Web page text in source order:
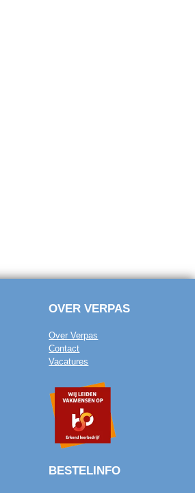
OVER VERPAS
Over Verpas
Contact
Vacatures
BESTELINFO